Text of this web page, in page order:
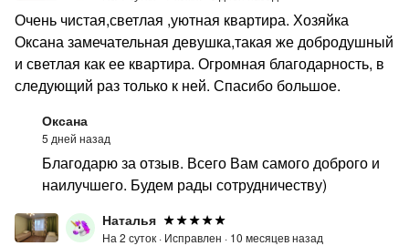
Очень чистая,светлая ,уютная квартира. Хозяйка
Оксана замечательная девушка,такая же добродушный
и светлая как ее квартира. Огромная благодарность, в
следующий раз только к ней. Спасибо большое.
Оксана
5 дней назад
Благодарю за отзыв. Всего Вам самого доброго и
наилучшего. Будем рады сотрудничеству)
Наталья
На 2 суток · Исправлен · 10 месяцев назад